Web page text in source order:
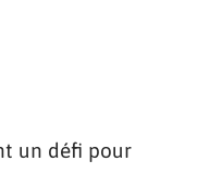
un défi pour